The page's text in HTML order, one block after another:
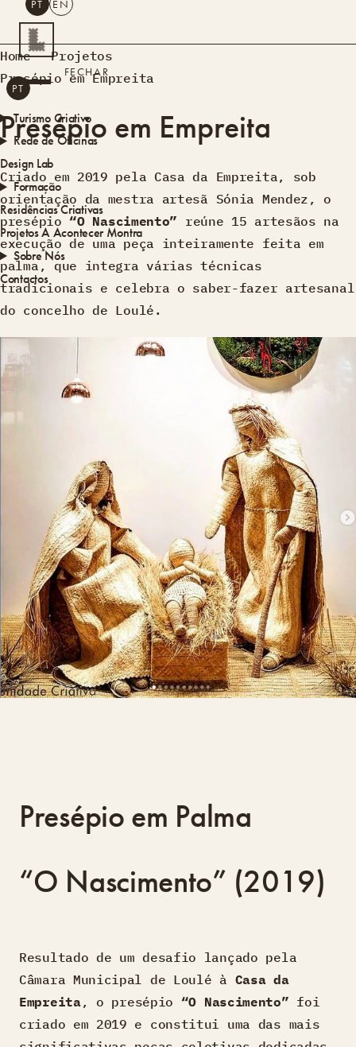
PESQUISAR
PT EN
Turismo Criativo
Rede de Oficinas
Design Lab
Formação
Residências Criativas
ProjetosA AcontecerMontra
Sobre Nós
Contactos
PT EN
FECHAR
Home
Projetos
Presépio em Empreita
Presépio em Empreita
Criado em 2019 pela Casa da Empreita, sob
orientação da mestra artesã Sónia Mendez, o
presépio“O Nascimento” reúne 15 artesãos na
execução de uma peça inteiramente feita em
palma, que integra várias técnicas
tradicionais e celebra o saber-fazer artesanal
do concelho de Loulé.
Presépio em Palma
“O Nascimento” (2019)
Resultado de um desafio lançado pela
Câmara Municipal de Loulé à Casa da
Empreita, o presépio “O Nascimento” foi
criado em 2019 e constitui uma das mais